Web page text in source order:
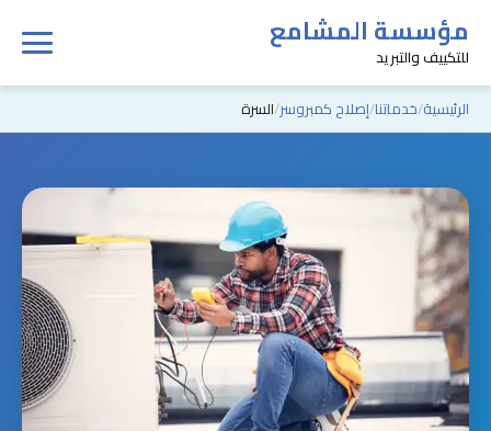
مؤسسة المشامع
للتكييف والتبريد
الرئيسية خدماتنا إصلاح كمبروسر السرة